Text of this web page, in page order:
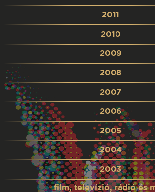
2011
2010
2009
2008
2007
2006
2005
2004
2003
film, televízió, rádió és